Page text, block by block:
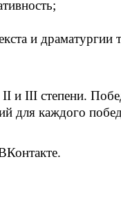
и драматургии
II и III степени.
для каждого